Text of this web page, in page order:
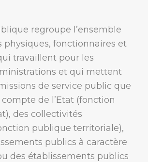
regroupe l’ensemble
physiques, fonctionnaires et
travaillent pour les
et qui mettent
de service public que
de l’Etat (fonction
des collectivités
publique territoriale),
publics à caractère
des établissements publics